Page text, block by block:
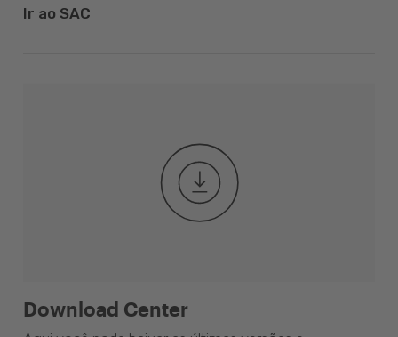
Ir ao SAC
Download Center